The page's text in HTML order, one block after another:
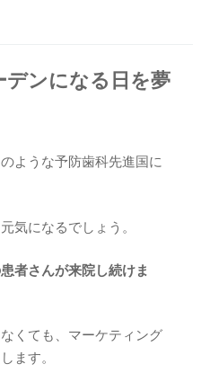
ンになる日を夢
ような予防歯科先進国に
気になるでしょう。
者さんが来院し続けま
くても、マーケティング
ます。